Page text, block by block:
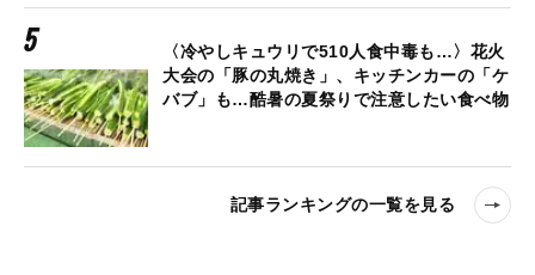
〈冷やしキュウリで510人食中毒も…〉花火
大会の「豚の丸焼き」、キッチンカーの「ケ
バブ」も…酷暑の夏祭りで注意したい食べ物
記事ランキングの一覧を見る